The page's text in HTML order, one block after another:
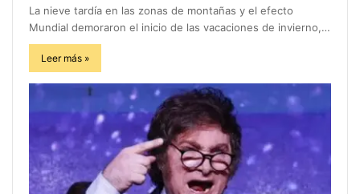
La nieve tardía en las zonas de montañas y el efecto
Mundial demoraron el inicio de las vacaciones de invierno,…
Leer más »